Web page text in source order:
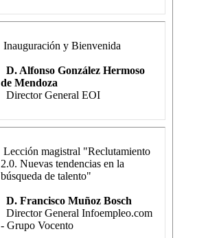
Inauguración y Bienvenida
D. Alfonso González Hermoso
de Mendoza
Director General EOI
Lección magistral "Reclutamiento
2.0. Nuevas tendencias en la
búsqueda de talento"
D. Francisco Muñoz Bosch
Director General Infoempleo.com
- Grupo Vocento